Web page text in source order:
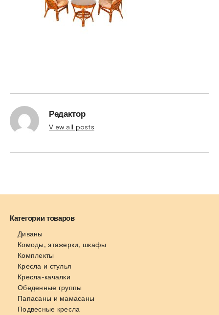
Редактор
View all posts
Категории товаров
Диваны
Комоды, этажерки, шкафы
Комплекты
Кресла и стулья
Кресла-качалки
Обеденные группы
Папасаны и мамасаны
Подвесные кресла